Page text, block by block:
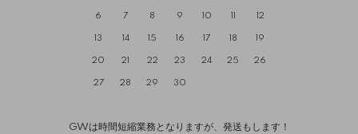
6 7 8 9 10 11 12
13 14 15 16 17 18 19
20 21 22 23 24 25 26
27 28 29 30
GWは時間短縮業務となりますが、発送もします！